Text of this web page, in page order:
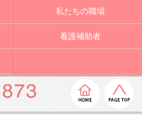
私たちの職場
看護補助者